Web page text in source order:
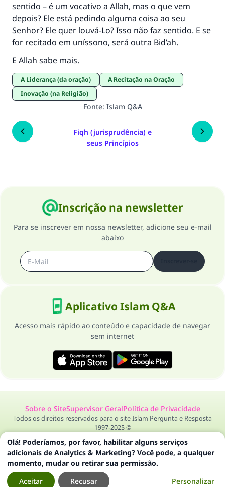
sentido – é um vocativo a Allah, mas o que vem
depois? Ele está pedindo alguma coisa ao seu
Senhor? Ele quer louvá-Lo? Isso não faz sentido. E se
for recitado em uníssono, será outra Bid’ah.
E Allah sabe mais.
A Liderança (da oração)
A Recitação na Oração
Inovação (na Religião)
Fonte: Islam Q&A
Fiqh (jurisprudência) e
seus Princípios
Inscrição na newsletter
Para se inscrever em nossa newsletter, adicione seu e-mail
abaixo
Aplicativo Islam Q&A
Acesso mais rápido ao conteúdo e capacidade de navegar
sem internet
Sobre o SiteSupervisor GeralPolítica de Privacidade
Todos os direitos reservados para o site Islam Pergunta e Resposta
1997-2025 ©
Olá! Poderíamos, por favor, habilitar alguns serviços
adicionais de Analytics & Marketing? Você pode, a qualquer
momento, mudar ou retirar sua permissão.
Personalizar
Recusar
Aceitar